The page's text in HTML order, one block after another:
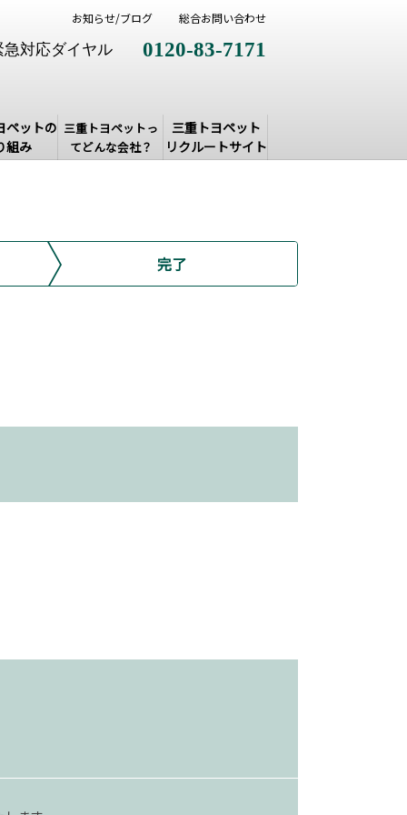
急対応ダイヤル 0120-83-7171
ペットの
組み
三重トヨペットっ
てどんな会社？
三重トヨペット
リクルートサイト
お知らせ/ブログ 総合お問い合わせ
完了